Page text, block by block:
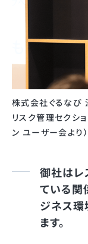
株式会社ぐるなび
リスク管理セクシ
ン ユーザー会より）
御社はレ
ている関
ジネス環
ます。